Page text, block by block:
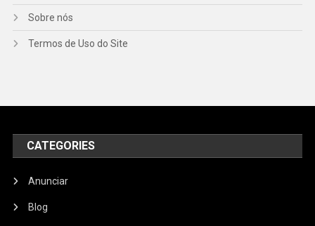
Sobre nós
Termos de Uso do Site
CATEGORIES
Anunciar
Blog